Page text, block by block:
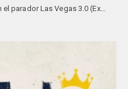
parador Las Vegas 3.0 (Ex…